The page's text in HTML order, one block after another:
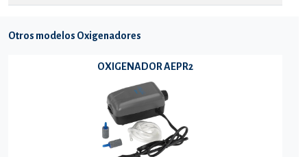
Otros modelos Oxigenadores
OXIGENADOR AEPR2